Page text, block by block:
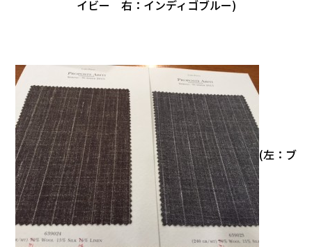
イビー 右：インディゴブルー)
(左：ブ